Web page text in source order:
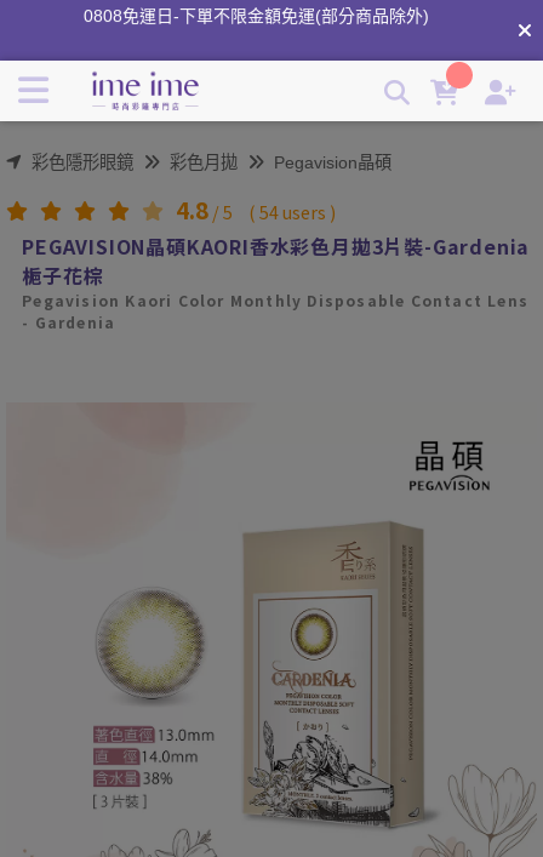
晶碩KAORI香水彩色月拋-梔子花棕｜一種看得到的香味｜ime
0808免運日-下單不限金額免運(部分商品除外)
分享商品心得領紅利⟢
彩色隱形眼鏡 彩色月拋 Pegavision晶碩
4.8/5 (54users )
PEGAVISION晶碩KAORI香水彩色月拋3片裝-Gardenia
梔子花棕
Pegavision Kaori Color Monthly Disposable Contact Lens
- Gardenia